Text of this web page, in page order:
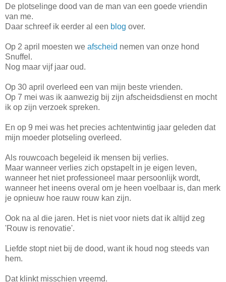
De plotselinge dood van de man van een goede vriendin
van me.
Daar schreef ik eerder al een blog over.
Op 2 april moesten we afscheid nemen van onze hond
Snuffel.
Nog maar vijf jaar oud.
Op 30 april overleed een van mijn beste vrienden.
Op 7 mei was ik aanwezig bij zijn afscheidsdienst en mocht
ik op zijn verzoek spreken.
En op 9 mei was het precies achtentwintig jaar geleden dat
mijn moeder plotseling overleed.
Als rouwcoach begeleid ik mensen bij verlies.
Maar wanneer verlies zich opstapelt in je eigen leven,
wanneer het niet professioneel maar persoonlijk wordt,
wanneer het ineens overal om je heen voelbaar is, dan merk
je opnieuw hoe rauw rouw kan zijn.
Ook na al die jaren. Het is niet voor niets dat ik altijd zeg
'Rouw is renovatie'.
Liefde stopt niet bij de dood, want ik houd nog steeds van
hem.
Dat klinkt misschien vreemd.